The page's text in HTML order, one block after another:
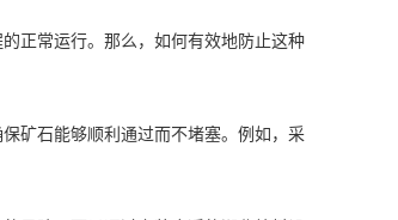
正常运行。那么，如何有效地防止这种
矿石能够顺利通过而不堵塞。例如，采